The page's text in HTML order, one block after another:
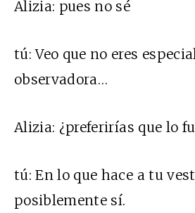
Alizia: pues no sé
tú:Veo que no eres
observadora…
Alizia: ¿preferirías que lo
tú:En lo que hace a tu
posiblemente sí.